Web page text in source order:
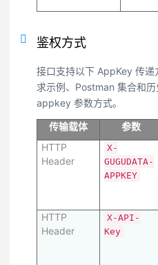
鉴权方式
接口支持以下 AppKey 传
求示例、Postman 集合和
appkey 参数方式。
传输载体
参数
HTTP
Header
X-
GUGUDATA-
APPKEY
HTTP
Header
X-API-
Key